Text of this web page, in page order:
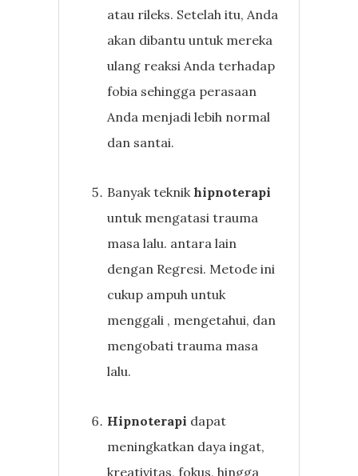
atau rileks. Setelah itu, Anda
akan dibantu untuk mereka
ulang reaksi Anda terhadap
fobia sehingga perasaan
Anda menjadi lebih normal
dan santai.
Banyak teknikhipnoterapi
untuk mengatasi trauma
masa lalu. antara lain
dengan Regresi. Metode ini
cukup ampuh untuk
menggali , mengetahui, dan
mengobati trauma masa
lalu.
Hipnoterapi dapat
meningkatkan daya ingat,
kreativitas, fokus, hingga